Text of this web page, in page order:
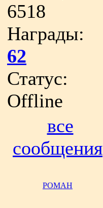
6518
Награды:
62
Статус:
Offline
все
сообщения
РОМАН